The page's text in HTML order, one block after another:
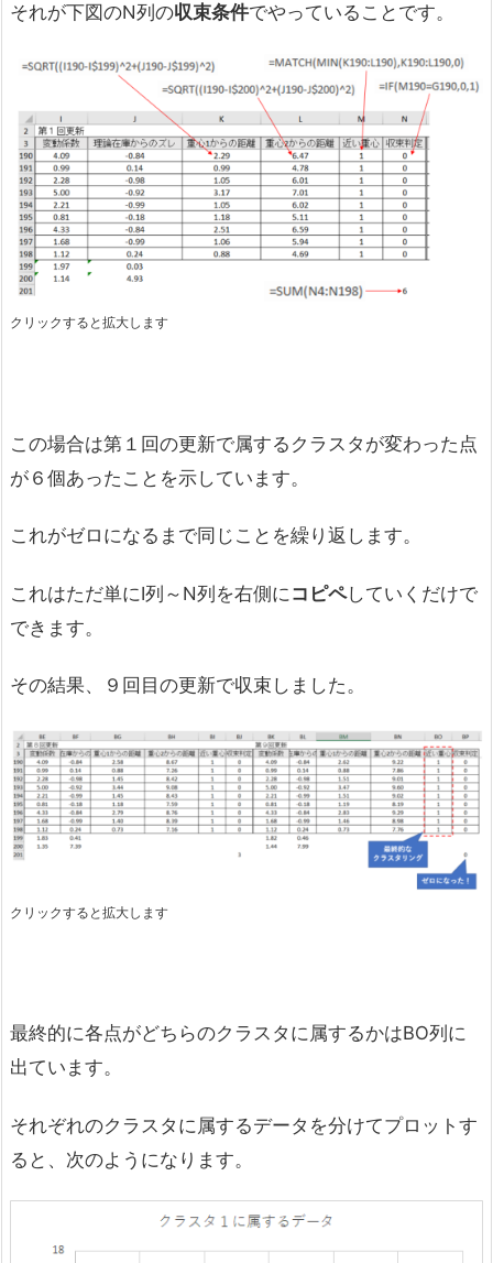
それが下図のN列の収束条件でやっていることです。
クリックすると拡大します
この場合は第１回の更新で属するクラスタが変わった点
が６個あったことを示しています。
これがゼロになるまで同じことを繰り返します。
これはただ単にI列～N列を右側に コピペしていくだけで
できます。
その結果、９回目の更新で収束しました。
クリックすると拡大します
最終的に各点がどちらのクラスタに属するかはBO列に
出ています。
それぞれのクラスタに属するデータを分けてプロットす
ると、次のようになります。